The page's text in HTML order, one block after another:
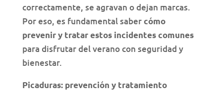
correctamente, se agravan o dejan marcas.
Por eso, es fundamental sabercómo
prevenir y tratar estos incidentes comunes
para disfrutar del verano con seguridad y
bienestar.
Picaduras: prevención y tratamiento